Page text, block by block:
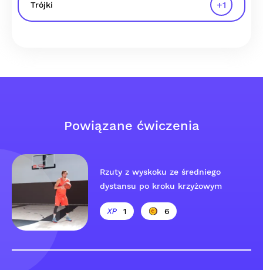
Trójki +1
Powiązane ćwiczenia
Rzuty z wyskoku ze średniego
dystansu po kroku krzyżowym
1 6